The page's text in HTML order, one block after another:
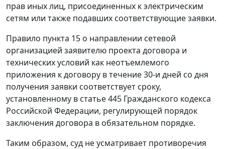
прав иных лиц, присоединенных к электрическим
сетям или также подавших соответствующие заявки.
Правило пункта 15 о направлении сетевой
организацией заявителю проекта договора и
технических условий как неотъемлемого
приложения к договору в течение 30-и дней со дня
получения заявки соответствует сроку,
установленному в статье 445 Гражданского кодекса
Российской Федерации, регулирующей порядок
заключения договора в обязательном порядке.
Таким образом, суд не усматривает противоречия